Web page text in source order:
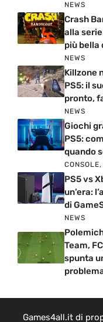
NEWS
Crash
alla
più bella
NEWS
Killzone
PS5: il
pronto,
NEWS
Giochi
PS5:
quando
CONSOLE,
PS5 vs
un’era:
di
NEWS
Team,
spunta
Games4all.it di